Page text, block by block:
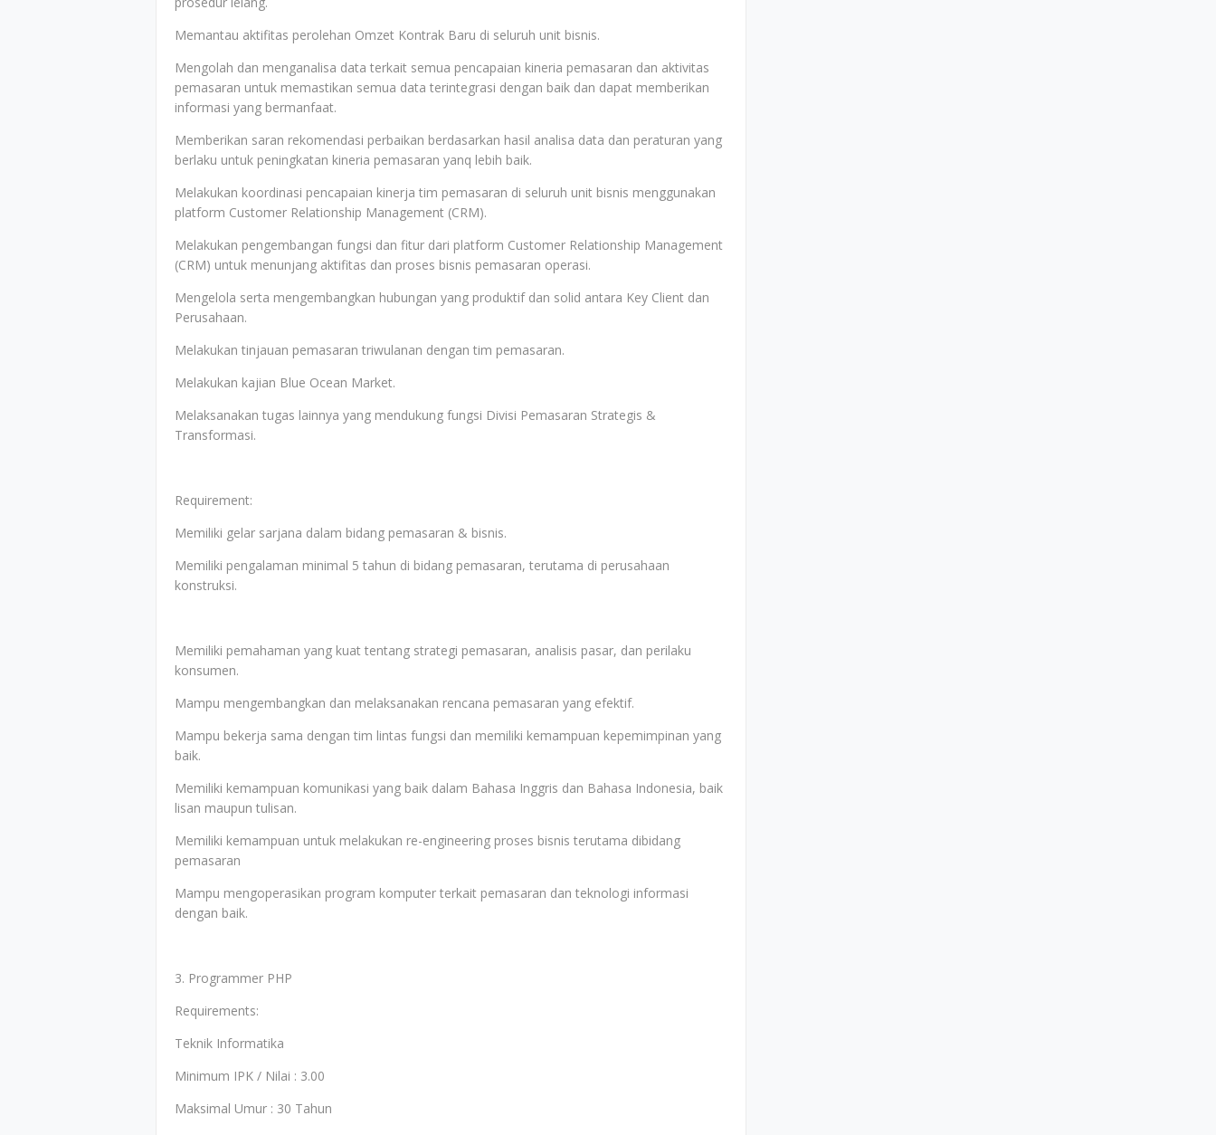
Memantau aktifitas perolehan Omzet Kontrak Baru di seluruh unit bisnis.
Mengolah dan menganalisa data terkait semua pencapaian kineria pemasaran dan aktivitas
pemasaran untuk memastikan semua data terintegrasi dengan baik dan dapat memberikan
informasi yang bermanfaat.
Memberikan saran rekomendasi perbaikan berdasarkan hasil analisa data dan peraturan yang
berlaku untuk peningkatan kineria pemasaran yanq lebih baik.
Melakukan koordinasi pencapaian kinerja tim pemasaran di seluruh unit bisnis menggunakan
platform Customer Relationship Management (CRM).
Melakukan pengembangan fungsi dan fitur dari platform Customer Relationship Management
(CRM) untuk menunjang aktifitas dan proses bisnis pemasaran operasi.
Mengelola serta mengembangkan hubungan yang produktif dan solid antara Key Client dan
Perusahaan.
Melakukan tinjauan pemasaran triwulanan dengan tim pemasaran.
Melakukan kajian Blue Ocean Market.
Melaksanakan tugas lainnya yang mendukung fungsi Divisi Pemasaran Strategis &
Transformasi.
Requirement:
Memiliki gelar sarjana dalam bidang pemasaran & bisnis.
Memiliki pengalaman minimal 5 tahun di bidang pemasaran, terutama di perusahaan
konstruksi.
Memiliki pemahaman yang kuat tentang strategi pemasaran, analisis pasar, dan perilaku
konsumen.
Mampu mengembangkan dan melaksanakan rencana pemasaran yang efektif.
Mampu bekerja sama dengan tim lintas fungsi dan memiliki kemampuan kepemimpinan yang
baik.
Memiliki kemampuan komunikasi yang baik dalam Bahasa Inggris dan Bahasa Indonesia, baik
lisan maupun tulisan.
Memiliki kemampuan untuk melakukan re-engineering proses bisnis terutama dibidang
pemasaran
Mampu mengoperasikan program komputer terkait pemasaran dan teknologi informasi
dengan baik.
3. Programmer PHP
Requirements:
Teknik Informatika
Minimum IPK / Nilai : 3.00
Maksimal Umur : 30 Tahun